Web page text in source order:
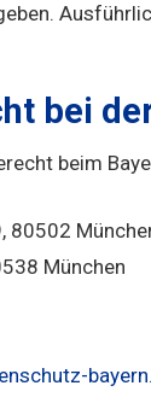
bei
beim
80502
München